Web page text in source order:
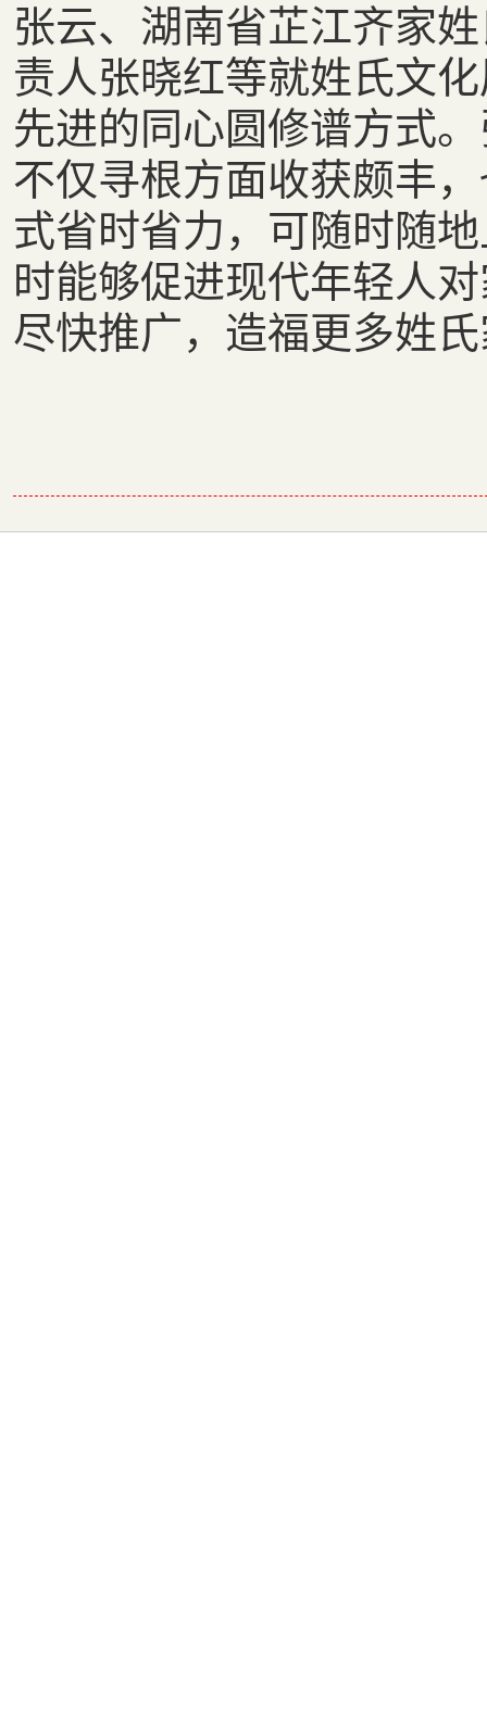
张云、湖南省芷江齐家
责人张晓红等就姓氏文
先进的同心圆修谱方式
不仅寻根方面收获颇丰
式省时省力，可随时随
时能够促进现代年轻人
尽快推广，造福更多姓